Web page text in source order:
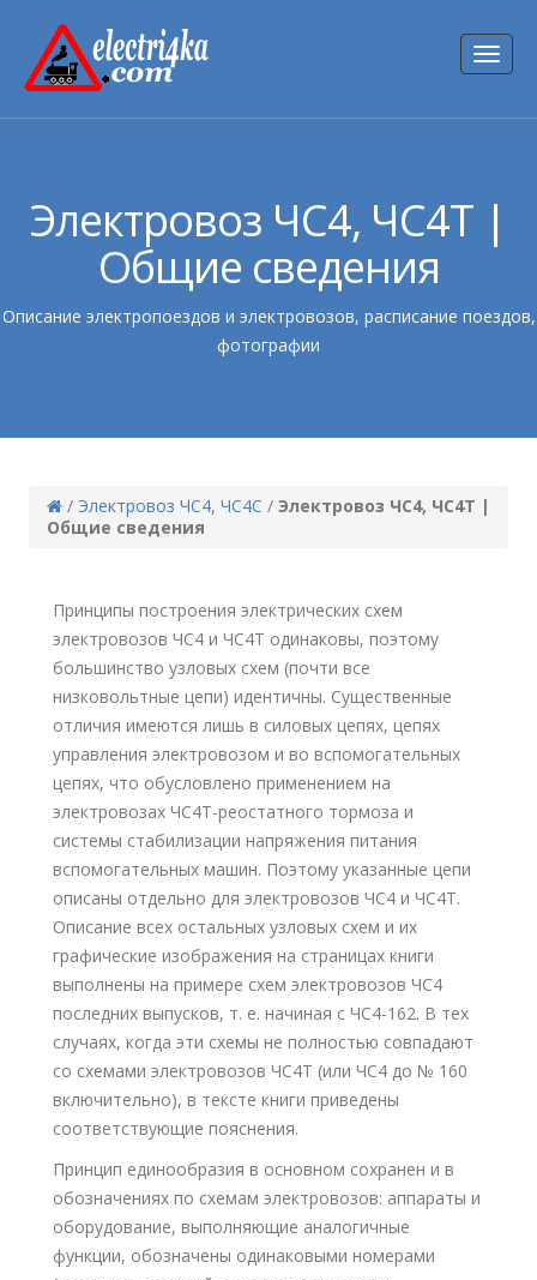
Электровоз ЧС4, ЧС4Т |
Общие сведения
Описание электропоездов и электровозов, расписание поездов,
фотографии
/ Электровоз ЧС4, ЧС4С / Электровоз ЧС4, ЧС4Т |
Общие сведения
Принципы построения электрических схем
электровозов ЧС4 и ЧС4Т одинаковы, поэтому
большинство узловых схем (почти все
низковольтные цепи) идентичны. Существенные
отличия имеются лишь в силовых цепях, цепях
управления электровозом и во вспомогательных
цепях, что обусловлено применением на
электровозах ЧС4Т-реостатного тормоза и
системы стабилизации напряжения питания
вспомогательных машин. Поэтому указанные цепи
описаны отдельно для электровозов ЧС4 и ЧС4Т.
Описание всех остальных узловых схем и их
графические изображения на страницах книги
выполнены на примере схем электровозов ЧС4
последних выпусков, т. е. начиная с ЧС4-162. В тех
случаях, когда эти схемы не полностью совпадают
со схемами электровозов ЧС4Т (или ЧС4 до № 160
включительно), в тексте книги приведены
соответствующие пояснения.
Принцип единообразия в основном сохранен и в
обозначениях по схемам электровозов: аппараты и
оборудование, выполняющие аналогичные
функции, обозначены одинаковыми номерами